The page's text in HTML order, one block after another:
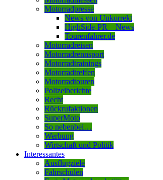
Motorradpresse
News von Unkorrekt
HighSide-PR – News
Tourenfahrer.de
Motorradreisen
Motorradrennsport
Motorradtrainings
Motorradtreffen
Motorradtouren
Polizeiberichte
Recht
Rückrufaktionen
SuperMoto
So nebenbei…
Werbung
Wirtschaft und Politik
Interessantes
Ausflugziele
Fahrschulen